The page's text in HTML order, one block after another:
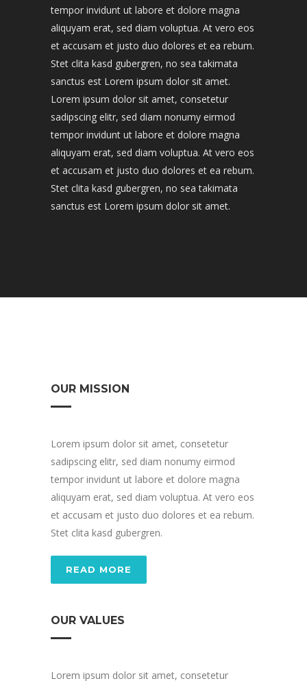
tempor invidunt ut labore et dolore magna
aliquyam erat, sed diam voluptua. At vero eos
et accusam et justo duo dolores et ea rebum.
Stet clita kasd gubergren, no sea takimata
sanctus est Lorem ipsum dolor sit amet.
Lorem ipsum dolor sit amet, consetetur
sadipscing elitr, sed diam nonumy eirmod
tempor invidunt ut labore et dolore magna
aliquyam erat, sed diam voluptua. At vero eos
et accusam et justo duo dolores et ea rebum.
Stet clita kasd gubergren, no sea takimata
sanctus est Lorem ipsum dolor sit amet.
OUR MISSION
Lorem ipsum dolor sit amet, consetetur
sadipscing elitr, sed diam nonumy eirmod
tempor invidunt ut labore et dolore magna
aliquyam erat, sed diam voluptua. At vero eos
et accusam et justo duo dolores et ea rebum.
Stet clita kasd gubergren.
READ MORE
OUR VALUES
Lorem ipsum dolor sit amet, consetetur